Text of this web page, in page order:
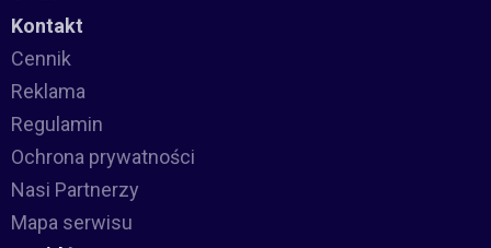
Kontakt
Cennik
Reklama
Regulamin
Ochrona prywatności
Nasi Partnerzy
Mapa serwisu